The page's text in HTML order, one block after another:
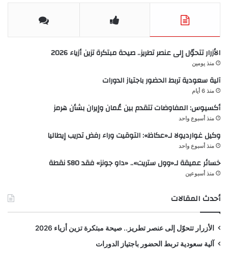
الأزرار تتحوّل إلى عنصر تطريز.. صيحة مبتكرة تزين أزياء 2026
منذ يومين
آلية سعودية تربط الحضور باجتياز الدورات
منذ 6 أيام
أكسيوس: المفاوضات تتقدم بين عُمان وإيران بشأن هرمز
منذ أسبوع واحد
وكيل غوارديولا لـ«عكاظ»: التوقيت وراء رفض تدريب إيطاليا
منذ أسبوع واحد
خسائر عميقة لـ«وول ستريت».. «داو جونز» فقد 580 نقطة
منذ أسبوعين
أحدث المقالات
الأزرار تتحوّل إلى عنصر تطريز.. صيحة مبتكرة تزين أزياء 2026
آلية سعودية تربط الحضور باجتياز الدورات